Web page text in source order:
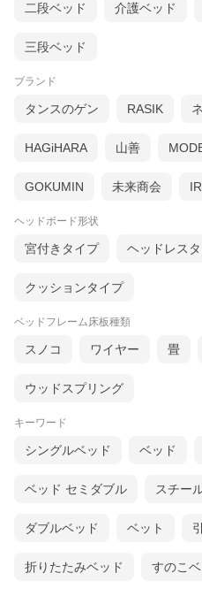
二段ベッド 介護ベッド
三段ベッド
ブランド
タンスのゲン RASIK
HAGiHARA 山善
GOKUMIN 未来商会
ヘッドボード形状
宮付きタイプ ヘッドレス
クッションタイプ
ベッドフレーム床板種類
スノコ ワイヤー 畳
ウッドスプリング
キーワード
シングルベッド ベッド
ベッド セミダブル スチー
ダブルベッド ベット
折りたたみベッド すのこ